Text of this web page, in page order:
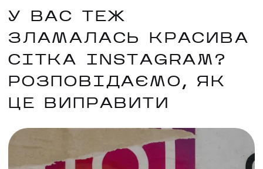
У ВАС ТЕЖ
ЗЛАМАЛАСЬ КРАСИВА
СІТКА INSTAGRAM?
РОЗПОВІДАЄМО, ЯК
ЦЕ ВИПРАВИТИ